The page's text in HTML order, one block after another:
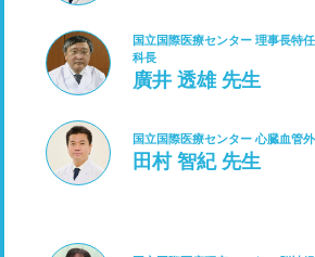
国立国際医療センター 理事長特
科長
廣井 透雄 先生
国立国際医療センター 心臓血管
田村 智紀 先生